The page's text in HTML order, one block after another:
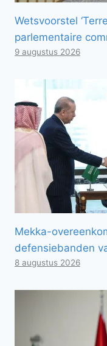
Wetsvoorstel
parlementaire
9 augustus 2026
Mekka-
defensiebanden
8 augustus 2026